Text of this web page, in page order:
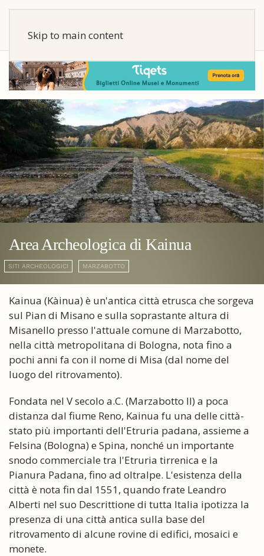
Skip to main content
Area Archeologica di Kainua
SITI ARCHEOLOGICI MARZABOTTO
Kainua (Kàinua) è un'antica città etrusca che sorgeva
sul Pian di Misano e sulla soprastante altura di
Misanello presso l'attuale comune di Marzabotto,
nella città metropolitana di Bologna, nota fino a
pochi anni fa con il nome di Misa (dal nome del
luogo del ritrovamento).
Fondata nel V secolo a.C. (Marzabotto II) a poca
distanza dal fiume Reno, Kainua fu una delle città-
stato più importanti dell'Etruria padana, assieme a
Felsina (Bologna) e Spina, nonché un importante
snodo commerciale tra l'Etruria tirrenica e la
Pianura Padana, fino ad oltralpe. L'esistenza della
città è nota fin dal 1551, quando frate Leandro
Alberti nel suo Descrittione di tutta Italia ipotizza la
presenza di una città antica sulla base del
ritrovamento di alcune rovine di edifici, mosaici e
monete.